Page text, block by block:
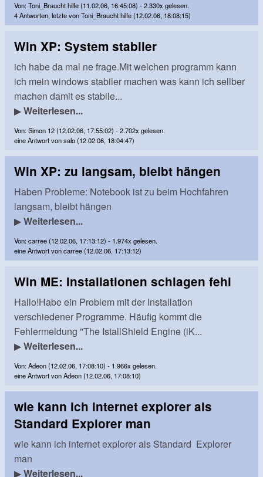
Von: Toni_Braucht hilfe (11.02.06, 16:45:08) - 2.330x gelesen.
4 Antworten, letzte von Toni_Braucht hilfe (12.02.06, 18:08:15)
Win XP: System stabiler
ich habe da mal ne frage.Mit welchen programm kann
ich mein windows stabiler machen was kann ich sellber
machen damit es stabile...
▶Weiterlesen...
Von: Simon 12 (12.02.06, 17:55:02) - 2.702x gelesen.
eine Antwort von salo (12.02.06, 18:04:47)
Win XP: zu langsam, bleibt hängen
Haben Probleme: Notebook ist zu beim Hochfahren
langsam, bleibt hängen
▶Weiterlesen...
Von: carree (12.02.06, 17:13:12) - 1.974x gelesen.
eine Antwort von carree (12.02.06, 17:13:12)
Win ME: Installationen schlagen fehl
Hallo!Habe ein Problem mit der Installation
verschiedener Programme. Häufig kommt die
Fehlermeldung "The IstallShield Engine (iK...
▶Weiterlesen...
Von: Adeon (12.02.06, 17:08:10) - 1.966x gelesen.
eine Antwort von Adeon (12.02.06, 17:08:10)
wie kann ich internet explorer als
Standard Explorer man
wie kann ich internet explorer als Standard Explorer
man
▶Weiterlesen...